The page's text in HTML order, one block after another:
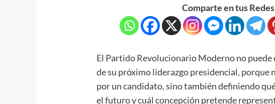
Comparte en tus
El Partido Revolucionario Moderno no puede
de su próximo liderazgo presidencial, porque
por un candidato, sino también definiendo
el futuro y cuál concepción pretende